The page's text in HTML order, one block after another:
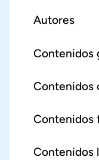
Autores
Contenidos
Contenidos
Contenidos
Contenidos